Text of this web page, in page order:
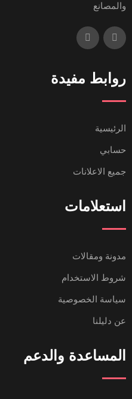
والمصانع
روابط مفيدة
الرئيسية
حسابي
جميع الاعلانات
استعلامات
مدونة ومقالات
شروط الاستخدام
سياسة الخصوصية
عن دليلنا
المساعدة والدعم